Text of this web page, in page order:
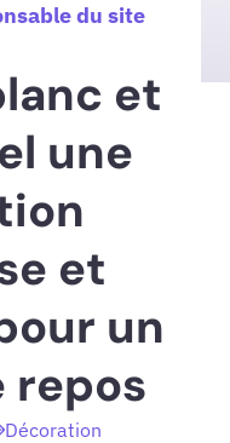
du site
et
une
et
un
repos
Décoration